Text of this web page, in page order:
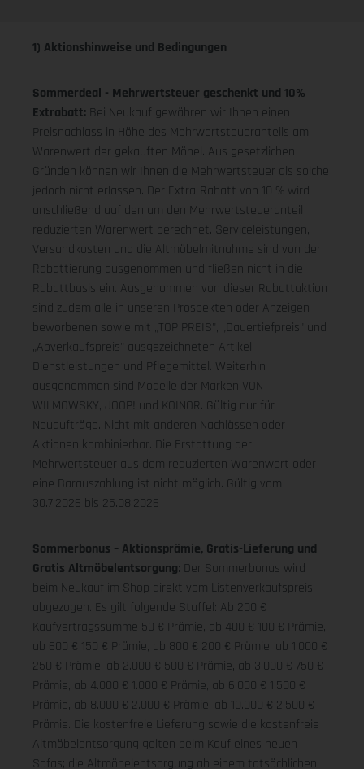
1) Aktionshinweise und Bedingungen
Sommerdeal - Mehrwertsteuer geschenkt und 10%
Extrabatt: Bei Neukauf gewähren wir Ihnen einen
Preisnachlass in Höhe des Mehrwertsteueranteils am
Warenwert der gekauften Möbel. Aus gesetzlichen
Gründen können wir Ihnen die Mehrwertsteuer als solche
jedoch nicht erlassen. Der Extra-Rabatt von 10 % wird
anschließend auf den um den Mehrwertsteueranteil
reduzierten Warenwert berechnet. Serviceleistungen,
Versandkosten und die Altmöbelmitnahme sind von der
Rabattierung ausgenommen und fließen nicht in die
Rabattbasis ein. Ausgenommen von dieser Rabattaktion
sind zudem alle in unseren Prospekten oder Anzeigen
beworbenen sowie mit „TOP PREIS", „Dauertiefpreis" und
„Abverkaufspreis" ausgezeichneten Artikel,
Dienstleistungen und Pflegemittel. Weiterhin
ausgenommen sind Modelle der Marken VON
WILMOWSKY, JOOP! und KOINOR. Gültig nur für
Neuaufträge. Nicht mit anderen Nachlässen oder
Aktionen kombinierbar. Die Erstattung der
Mehrwertsteuer aus dem reduzierten Warenwert oder
eine Barauszahlung ist nicht möglich. Gültig vom
30.7.2026 bis 25.08.2026
Sommerbonus – Aktionsprämie, Gratis-Lieferung und
Gratis Altmöbelentsorgung: Der Sommerbonus wird
beim Neukauf im Shop direkt vom Listenverkaufspreis
abgezogen. Es gilt folgende Staffel: Ab 200 €
Kaufvertragssumme 50 € Prämie, ab 400 € 100 € Prämie,
ab 600 € 150 € Prämie, ab 800 € 200 € Prämie, ab 1.000 €
250 € Prämie, ab 2.000 € 500 € Prämie, ab 3.000 € 750 €
Prämie, ab 4.000 € 1.000 € Prämie, ab 6.000 € 1.500 €
Prämie, ab 8.000 € 2.000 € Prämie, ab 10.000 € 2.500 €
Prämie. Die kostenfreie Lieferung sowie die kostenfreie
Altmöbelentsorgung gelten beim Kauf eines neuen
Sofas; die Altmöbelentsorgung ab einem tatsächlichen